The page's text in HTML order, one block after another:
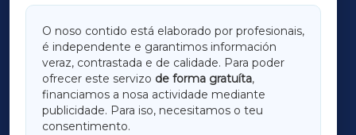
O noso contido está elaborado por profesionais,
é independente e garantimos información
veraz, contrastada e de calidade. Para poder
ofrecer este servizo de forma gratuíta,
financiamos a nosa actividade mediante
publicidade. Para iso, necesitamos o teu
consentimento.
LUGOXA
TERRACHAXA